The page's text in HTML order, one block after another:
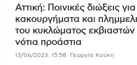
Αττική: Ποινικές διώξεις
κακουργήματα και
του κυκλώματος
νότια προάστια
13/06/2023, 15:58 Γεωργία Κούκη